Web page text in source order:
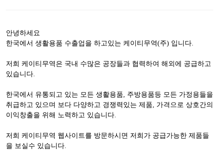
안녕하세요
한국에서 생활용품 수출업을 하고있는 케이티무역(주) 입니다.
저희 케이티무역은 국내 수많은 공장들과 협력하여 해외에 공급하고
있습니다.
한국에서 유통되고 있는 모든 생활용품, 주방용품등 모든 가정용들을
취급하고 있으며 보다 다양하고 경쟁력있는 제품, 가격으로 상호간의
이익창출을 위해 노력하고 있습니다.
저희 케이티무역 웹사이트를 방문하시면 저희가 공급가능한 제품들
을 보실수 있습니다.